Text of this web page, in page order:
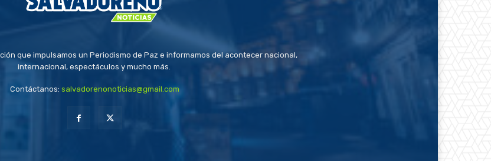
que impulsamos un Periodismo de Paz e informamos del acontecer nacional,
internacional, espectáculos y mucho más.
Contáctanos: salvadorenonoticias@gmail.com